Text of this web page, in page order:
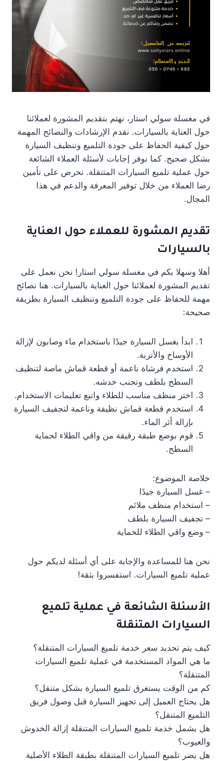
في مغسلة سولي استار، نهتم بتقديم المشورة لعملائنا
حول العناية بالسيارات. نقدم الإرشادات والنصائح المهمة
حول كيفية الحفاظ على جودة التلميع وتنظيف السيارة
بشكل صحيح. كما نوفر إجابات لأسئلة العملاء الشائعة
حول عملية تلميع السيارات المتنقلة. نحرص على تأمين
رضا العملاء من خلال توفير المعرفة والدعم في هذا
المجال.
تقديم المشورة للعملاء حول العناية
بالسيارات
أهلا وسهلا بكم في مغسلة سولي استار! نحن نعمل على
تقديم المشورة لعملائنا حول العناية بالسيارات. هنا نصائح
مهمة للحفاظ على جودة التلميع وتنظيف السيارة بطريقة
صحيحة:
ابدأ بغسل السيارة جيدًا باستخدام ماء وصابون لإزالة
الأوساخ والأتربة.
استخدم فرشاة ناعمة أو قطعة قماش ماصة لتنظيف
السطح بلطف وتجنب خدشه.
اختر منظف مناسب للطلاء واتبع تعليمات الاستخدام.
استخدم قطعة قماش نظيفة وناعمة لتجفيف السيارة
بإزالة أثر الماء.
قوم بوضع طبقة رقيقة من واقي الطلاء لحماية
السطح.
خلاصة الموضوع:
– غسل السيارة جيدًا
– استخدام منظف ملائم
– تجفيف السيارة بلطف
– وضع واقي الطلاء للحماية
نحن هنا للمساعدة والإجابة على أي أسئلة لديكم حول
عملية تلميع السيارات. استفسروا بثقة!
الأسئلة الشائعة في عملية تلميع
السيارات المتنقلة
كيف يتم تحديد سعر خدمة تلميع السيارات المتنقلة؟
ما هي المواد المستخدمة في عملية تلميع السيارات
المتنقلة؟
كم من الوقت يستغرق تلميع السيارة بشكل متنقل؟
هل يحتاج العميل إلى تجهيز السيارة قبل وصول فريق
التلميع المتنقل؟
هل يشمل خدمة تلميع السيارات المتنقلة إزالة الخدوش
والعيوب؟
هل يضر تلميع السيارات المتنقلة بطبقة الطلاء الأصلية